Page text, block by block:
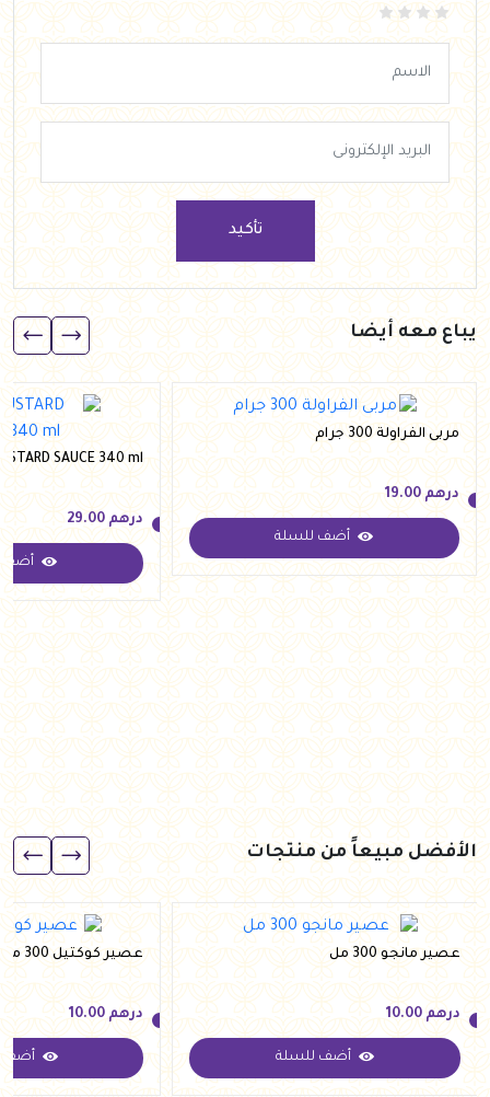
تأكيد
يباع معه أيضا
مربى الفراولة 300 جرام
درهم
درهم 19.00
أضف للسلة
SAUCE 340 ml
درهم
درهم 29.00
أضف
الأفضل مبيعاً من منتجات
عصير مانجو 300 مل
درهم
درهم 10.00
أضف للسلة
عصير كوكتيل 300 مل
درهم
درهم 10.00
أضف